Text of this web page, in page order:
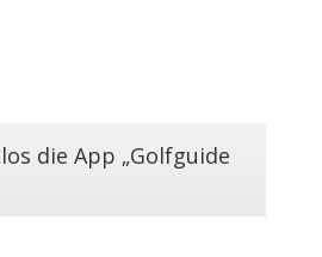
die App „Golfguide